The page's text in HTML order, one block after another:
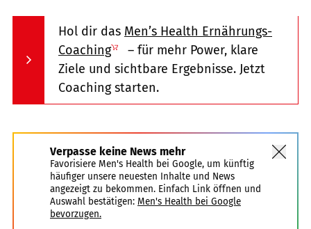
Hol dir das Men’s Health Ernährungs-
Coaching
– für mehr Power, klare
Ziele und sichtbare Ergebnisse. Jetzt
Coaching starten.
Verpasse keine News mehr
Favorisiere Men's Health bei Google, um künftig
häufiger unsere neuesten Inhalte und News
angezeigt zu bekommen. Einfach Link öffnen und
Auswahl bestätigen: Men's Health bei Google
bevorzugen.